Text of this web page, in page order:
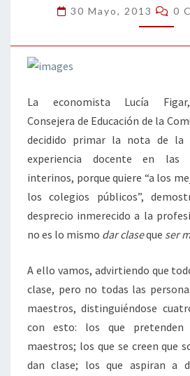
«SER
30 Mayo, 2013 0
La economista Lucía
Consejera de Educación de la
decidido primar la nota de la
experiencia docente en las
interinos, porque quiere “a los
los colegios públicos”,
desprecio inmerecido a la
no es lo mismo dar claseque ser
A ello vamos, advirtiendo que
clase, pero no todas las
maestros, distinguiéndose
con esto: los que
maestros; los que se creen que
dan clase; los que aspiran a